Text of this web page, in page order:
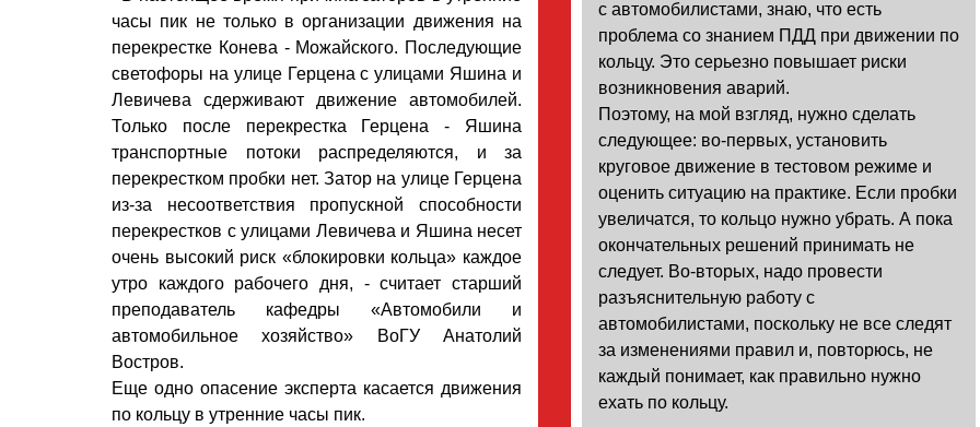
с автомобилистами, знаю, что есть
проблема со знанием ПДД при движении по
кольцу. Это серьезно повышает риски
возникновения аварий.
Поэтому, на мой взгляд, нужно сделать
следующее: во-первых, установить
круговое движение в тестовом режиме и
оценить ситуацию на практике. Если пробки
увеличатся, то кольцо нужно убрать. А пока
окончательных решений принимать не
следует. Во-вторых, надо провести
разъяснительную работу с
автомобилистами, поскольку не все следят
за изменениями правил и, повторюсь, не
каждый понимает, как правильно нужно
ехать по кольцу.
часы пик не только в организации движения на
перекрестке Конева - Можайского. Последующие
светофоры на улице Герцена с улицами Яшина и
Левичева сдерживают движение автомобилей.
Только после перекрестка Герцена - Яшина
транспортные потоки распределяются, и за
перекрестком пробки нет. Затор на улице Герцена
из-за несоответствия пропускной способности
перекрестков с улицами Левичева и Яшина несет
очень высокий риск «блокировки кольца» каждое
утро каждого рабочего дня, - считает старший
преподаватель кафедры «Автомобили и
автомобильное хозяйство» ВоГУ Анатолий
Востров.
Еще одно опасение эксперта касается движения
по кольцу в утренние часы пик.